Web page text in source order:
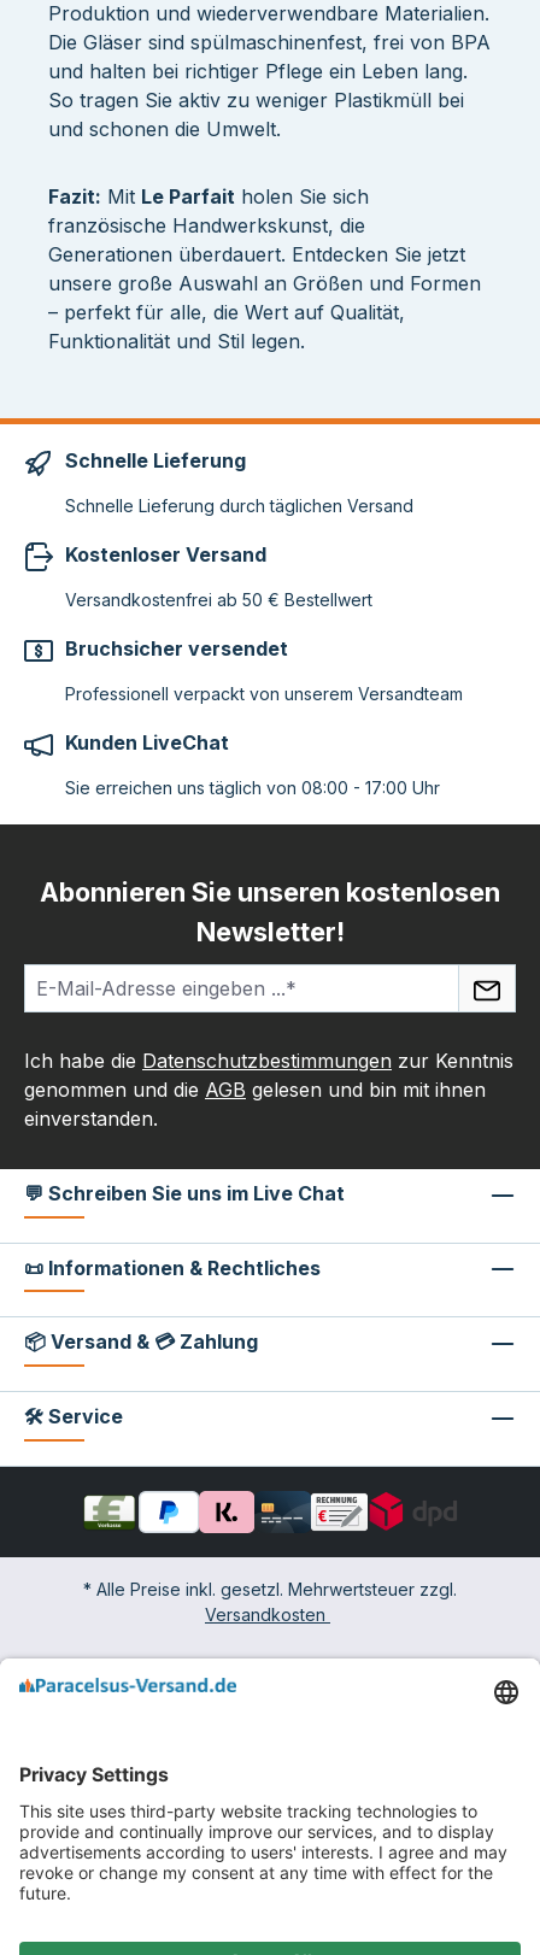
Produktion und wiederverwendbare Materialien.
Die Gläser sind spülmaschinenfest, frei von BPA
und halten bei richtiger Pflege ein Leben lang.
So tragen Sie aktiv zu weniger Plastikmüll bei
und schonen die Umwelt.
Fazit: Mit Le Parfait holen Sie sich
französische Handwerkskunst, die
Generationen überdauert. Entdecken Sie jetzt
unsere große Auswahl an Größen und Formen
– perfekt für alle, die Wert auf Qualität,
Funktionalität und Stil legen.
Schnelle Lieferung
Schnelle Lieferung durch täglichen Versand
Kostenloser Versand
Versandkostenfrei ab 50 € Bestellwert
Bruchsicher versendet
Professionell verpackt von unserem Versandteam
Kunden LiveChat
Sie erreichen uns täglich von 08:00 - 17:00 Uhr
Abonnieren Sie unseren kostenlosen
Newsletter!
Ich habe die Datenschutzbestimmungen zur Kenntnis
genommen und die AGB gelesen und bin mit ihnen
einverstanden.
💬 Schreiben Sie uns im Live Chat
📜 Informationen & Rechtliches
📦 Versand & 💳 Zahlung
🛠 Service
* Alle Preise inkl. gesetzl. Mehrwertsteuer zzgl.
Versandkosten
Datenschutzerklärung